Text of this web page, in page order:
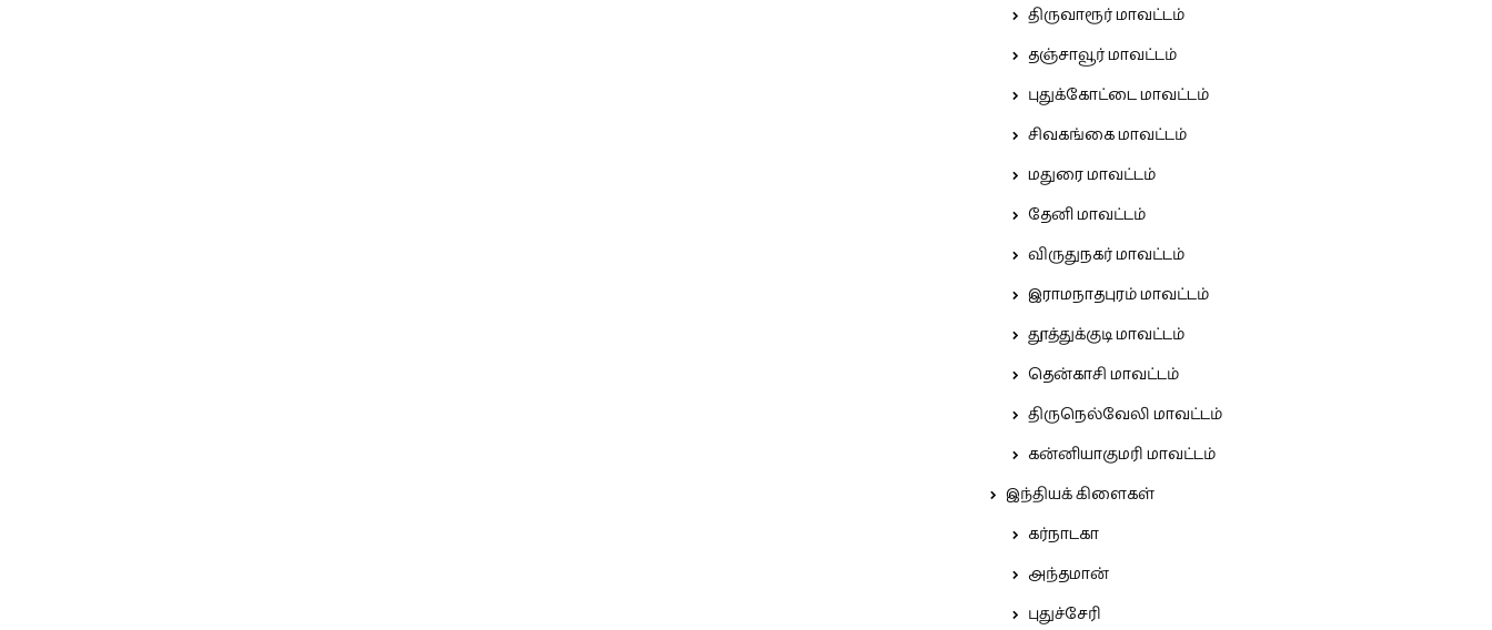
திருவாரூர் மாவட்டம்
தஞ்சாவூர் மாவட்டம்
புதுக்கோட்டை மாவட்டம்
சிவகங்கை மாவட்டம்
மதுரை மாவட்டம்
தேனி மாவட்டம்
விருதுநகர் மாவட்டம்
இராமநாதபுரம் மாவட்டம்
தூத்துக்குடி மாவட்டம்
தென்காசி மாவட்டம்
திருநெல்வேலி மாவட்டம்
கன்னியாகுமரி மாவட்டம்
இந்தியக் கிளைகள்
கர்நாடகா
அந்தமான்
புதுச்சேரி